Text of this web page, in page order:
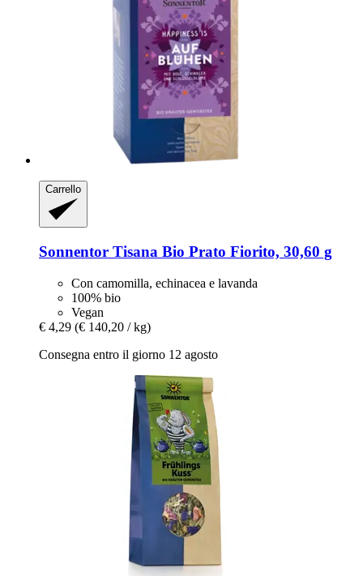
Carrello
Sonnentor Tisana Bio Prato Fiorito, 30,60 g
Con camomilla, echinacea e lavanda
100% bio
Vegan
€ 4,29 (€ 140,20 / kg)
Consegna entro il giorno 12 agosto